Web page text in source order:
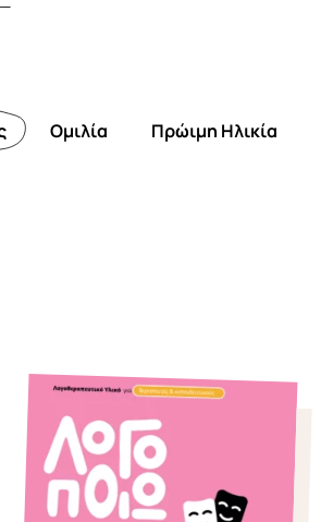
Ομιλία Πρώιμη Ηλικία